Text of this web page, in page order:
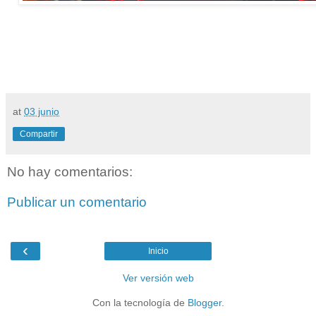
at 03 junio
Compartir
No hay comentarios:
Publicar un comentario
‹ Inicio
Ver versión web
Con la tecnología de Blogger.